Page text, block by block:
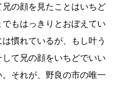
の顔を見たことはいちど
もはっきりとおぼえてい
慣れているが、もし叶う
て兄の顔をいちどでいい
それが、野良の市の唯一